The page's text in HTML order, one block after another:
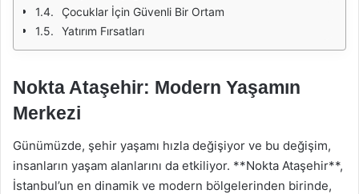
Çocuklar İçin Güvenli Bir Ortam
Yatırım Fırsatları
Nokta Ataşehir: Modern Yaşamın
Merkezi
Günümüzde, şehir yaşamı hızla değişiyor ve bu değişim,
insanların yaşam alanlarını da etkiliyor. **Nokta Ataşehir**,
İstanbul’un en dinamik ve modern bölgelerinden birinde,